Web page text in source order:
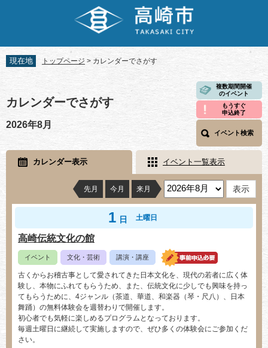
先
頭
を
飛
て
本
現在地 トップページ > カレンダーでさがす
文
カレンダーでさがす
複数期間開催
のイベント
もうすぐ
申込終了
イベント検索
2026年8月
カレンダー表示 イベント一覧表示
先月 今月 来月
1 日 土曜日
高崎伝統文化の館
イベント 文化・芸術 講演・講座
古くからお稽古事として愛されてきた日本文化を、現代の若者に広く体
験し、本物にふれてもらうため、また、伝統文化に少しでも興味を持っ
てもらうために、4ジャンル（茶道、華道、和楽器（琴・尺八）、日本
舞踊）の無料体験会を週替わりで開催します。
初心者でも気軽に楽しめるプログラムとなっております。
毎週土曜日に継続して実施しますので、ぜひ多くの体験会にご参加くだ
さい。